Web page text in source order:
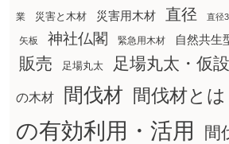
業 災害と木材 災害用木材 直径 直径
矢板 神社仏閣 緊急用木材 自然共生
販売 足場丸太 足場丸太・仮
の木材 間伐材 間伐材とは
の有効利用・活用
間